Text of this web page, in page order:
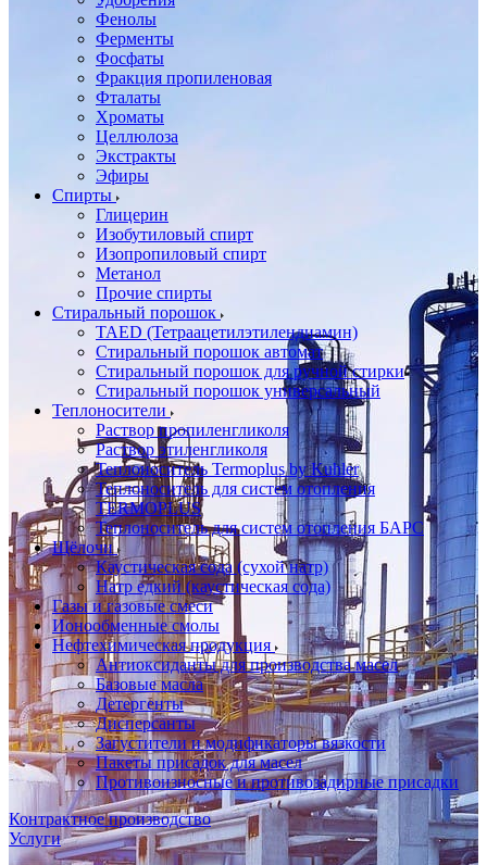
Фенолы
Ферменты
Фосфаты
Фракция пропиленовая
Фталаты
Хроматы
Целлюлоза
Экстракты
Эфиры
Спирты
Глицерин
Изобутиловый спирт
Изопропиловый спирт
Метанол
Прочие спирты
Стиральный порошок
TAED (Тетраацетилэтилендиамин)
Стиральный порошок автомат
Стиральный порошок для ручной стирки
Стиральный порошок универсальный
Теплоносители
Раствор пропиленгликоля
Раствор этиленгликоля
Теплоноситель Termoplus by Kuhler
Теплоноситель для систем отопления
TERMOPLUS
Теплоноситель для систем отопления БАРС
Щёлочи
Каустическая сода (сухой натр)
Натр едкий (каустическая сода)
Газы и газовые смеси
Ионообменные смолы
Нефтехимическая продукция
Антиоксиданты для производства масел
Базовые масла
Детергенты
Дисперсанты
Загустители и модификаторы вязкости
Пакеты присадок для масел
Противоизносные и противозадирные присадки
Контрактное производство
Услуги